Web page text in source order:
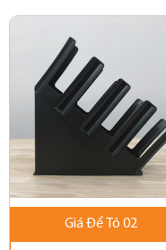
Giá Để Tô 02